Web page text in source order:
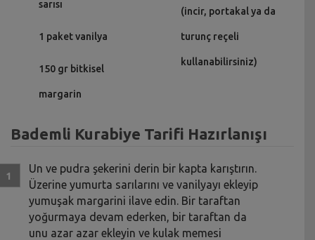
sarısı
1 paket vanilya
150 gr bitkisel
margarin
(incir, portakal ya da
turunç reçeli
kullanabilirsiniz)
Bademli Kurabiye Tarifi Hazırlanışı
Un ve pudra şekerini derin bir kapta karıştırın.
Üzerine yumurta sarılarını ve vanilyayı ekleyip
yumuşak margarini ilave edin. Bir taraftan
yoğurmaya devam ederken, bir taraftan da
unu azar azar ekleyin ve kulak memesi